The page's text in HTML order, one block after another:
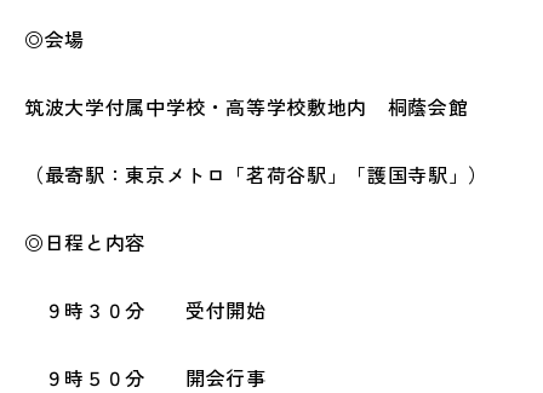
◎会場
筑波大学付属中学校・高等学校敷地内 桐蔭会館
（最寄駅：東京メトロ「茗荷谷駅」「護国寺駅」）
◎日程と内容
９時３０分 受付開始
９時５０分 開会行事